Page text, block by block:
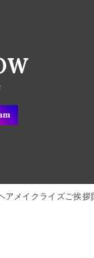
アメイクライズご挨拶